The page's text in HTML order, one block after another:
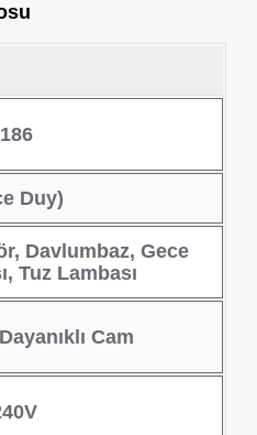
Duy)
Davlumbaz, Gece
Tuz Lambası
Cam